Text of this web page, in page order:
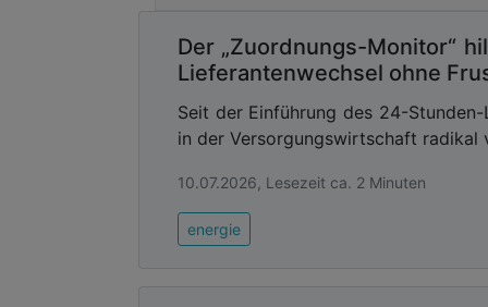
besten Schutzmaßnahmen der
beraten und sogar verpflichtet, selbst
Hochwasserschutz:
Wissen geteilt, Planungen
werden. Das Land NRW hat mit der
Februar 2026 wichtige Weichen
Der „Zuordnungs-Monitor“
Lieferantenwechsel ohne
Seit der Einführung des 24-
in der Versorgungswirtschaft radikal
10.07.2026, Lesezeit ca. 2 Minuten
energie